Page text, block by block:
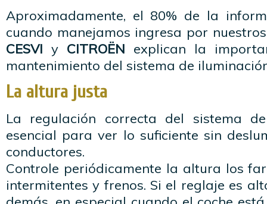
Aproximadamente, el 80% de la
cuando manejamos ingresa por
CESVI y CITROËN explican la
mantenimiento del sistema de
La altura justa
La regulación correcta del sistema
esencial para ver lo suficiente sin
conductores.
Controle periódicamente la altura los
intermitentes y frenos. Si el reglaje es